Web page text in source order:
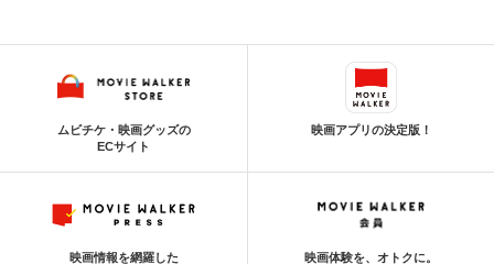
ムビチケ・映画グッズの
ECサイト
映画アプリの決定版！
映画情報を網羅した 映画体験を、オトクに。